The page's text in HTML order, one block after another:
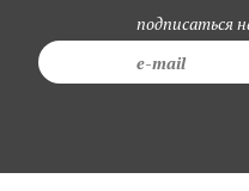
подписаться